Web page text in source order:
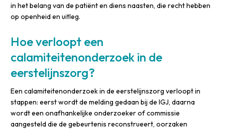
in het belang van de patiënt en diens naasten, die recht hebben
op openheid en uitleg.
Hoe verloopt een
calamiteitenonderzoek in de
eerstelijnszorg?
Een calamiteitenonderzoek in de eerstelijnszorg verloopt in
stappen: eerst wordt de melding gedaan bij de IGJ, daarna
wordt een onafhankelijke onderzoeker of commissie
aangesteld die de gebeurtenis reconstrueert, oorzaken